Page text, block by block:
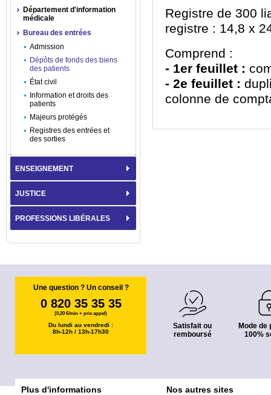
Registre de 300
registre : 14,8 x
Comprend :
- 1er feuillet :
- 2e feuillet :
colonne de
Département d'information
médicale
Bureau des entrées
Admission
Dépôts de fonds des biens
des patients
État civil
Information et droits des
patients
Majeurs protégés
Registres des entrées et
des sorties
ENSEIGNEMENT
JUSTICE
PROFESSIONS LIBÉRALES
Une question ? Un conseil ?
0 820 35 35 35
(0,20 €/min + prix appel)
Du lundi au vendredi :
8h-12h / 13h-17h30
Satisfait ou
remboursé
Mode de
100%
Plus d'informations Nos autres sites